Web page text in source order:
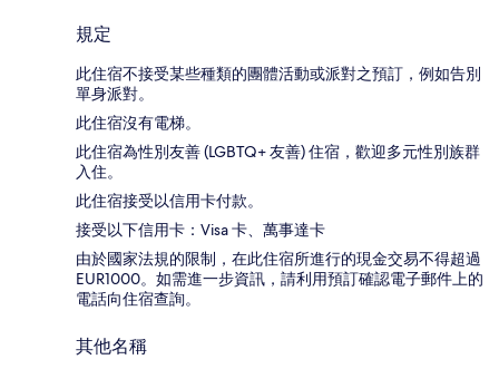
規定
此住宿不接受某些種類的團體活動或派對之預訂，例如告別
單身派對。
此住宿沒有電梯。
此住宿為性別友善 (LGBTQ+ 友善) 住宿，歡迎多元性別族群
入住。
此住宿接受以信用卡付款。
接受以下信用卡：Visa 卡、萬事達卡
由於國家法規的限制，在此住宿所進行的現金交易不得超過
EUR1000。如需進一步資訊，請利用預訂確認電子郵件上的
電話向住宿查詢。
其他名稱